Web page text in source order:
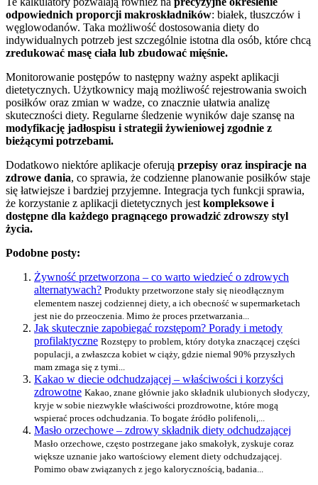
odpowiednich proporcji makroskładników: białek, tłuszczów i
węglowodanów. Taka możliwość dostosowania diety do
indywidualnych potrzeb jest szczególnie istotna dla osób, które chcą
zredukować masę ciała lub zbudować mięśnie.
Monitorowanie postępów to następny ważny aspekt aplikacji
dietetycznych. Użytkownicy mają możliwość rejestrowania swoich
posiłków oraz zmian w wadze, co znacznie ułatwia analizę
skuteczności diety. Regularne śledzenie wyników daje szansę na
modyfikację jadłospisu i strategii żywieniowej zgodnie z
bieżącymi potrzebami.
Dodatkowo niektóre aplikacje oferują przepisy oraz inspiracje na
zdrowe dania, co sprawia, że codzienne planowanie posiłków staje
się łatwiejsze i bardziej przyjemne. Integracja tych funkcji sprawia,
że korzystanie z aplikacji dietetycznych jest kompleksowe i
dostępne dla każdego pragnącego prowadzić zdrowszy styl
życia.
Podobne posty:
Żywność przetworzona – co warto wiedzieć o zdrowych
alternatywach? Produkty przetworzone stały się nieodłącznym
elementem naszej codziennej diety, a ich obecność w supermarketach
jest nie do przeoczenia. Mimo że proces przetwarzania...
Jak skutecznie zapobiegać rozstępom? Porady i metody
profilaktyczne Rozstępy to problem, który dotyka znaczącej części
populacji, a zwłaszcza kobiet w ciąży, gdzie niemal 90% przyszłych
mam zmaga się z tymi...
Kakao w diecie odchudzającej – właściwości i korzyści
zdrowotne Kakao, znane głównie jako składnik ulubionych słodyczy,
kryje w sobie niezwykłe właściwości prozdrowotne, które mogą
wspierać proces odchudzania. To bogate źródło polifenoli,...
Masło orzechowe – zdrowy składnik diety odchudzającej
Masło orzechowe, często postrzegane jako smakołyk, zyskuje coraz
większe uznanie jako wartościowy element diety odchudzającej.
Pomimo obaw związanych z jego kalorycznością, badania...